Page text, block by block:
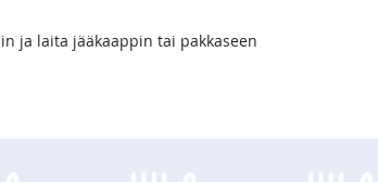
ja laita jääkaappin tai pakkaseen